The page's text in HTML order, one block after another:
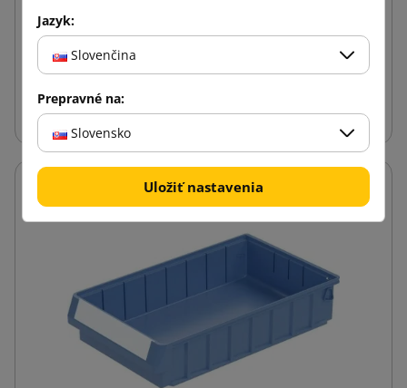
17,98 €
Jazyk:
Slovenčina
Prepravné na:
Slovensko
Uložiť nastavenia